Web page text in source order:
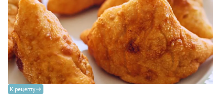
К рецепту